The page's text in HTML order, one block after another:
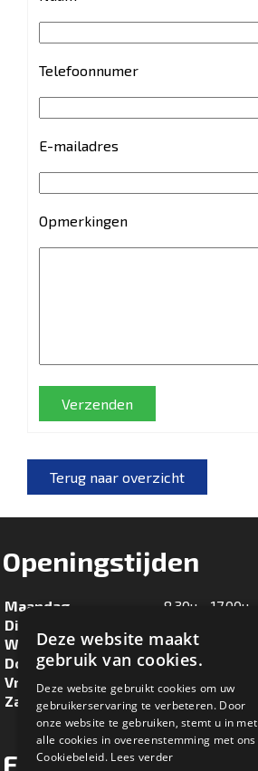
Telefoonnumer
E-mailadres
Opmerkingen
Verzenden
Terug naar overzicht
Openingstijden
Maandag
8.30u - 17.00u
Dinsdag
Woensdag
8.30u - 17.00u
Donderdag
8.30u - 17.00u
Vrijdag
8.30u - 17.00u
Zaterdag
8.30u - 16.00u
Facebook
Deze website maakt
gebruik van cookies.
Deze website gebruikt cookies om uw
gebruikerservaring te verbeteren. Door
onze website te gebruiken, stemt u in met
alle cookies in overeenstemming met ons
Cookiebeleid. Lees verder